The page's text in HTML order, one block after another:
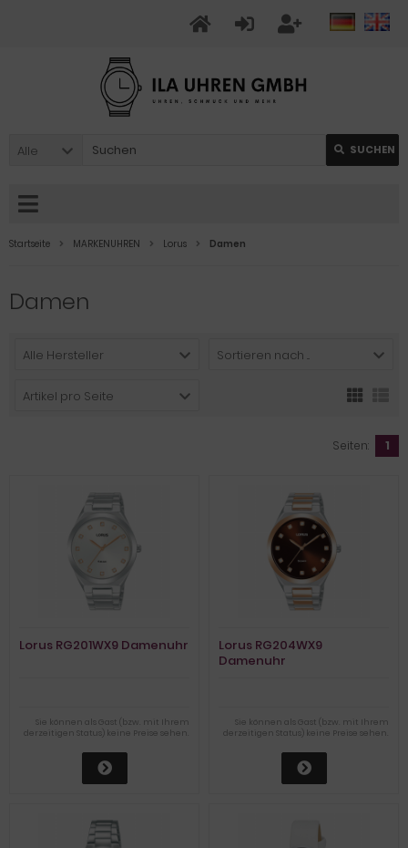
Alle SUCHEN
Startseite MARKENUHREN Lorus Damen
Damen
Alle Hersteller Sortieren nach ...
Artikel pro Seite
Seiten: 1
Lorus RG201WX9 Damenuhr
Sie können als Gast (bzw. mit Ihrem
derzeitigen Status) keine Preise sehen.
Lorus RG204WX9
Damenuhr
Sie können als Gast (bzw. mit Ihrem
derzeitigen Status) keine Preise sehen.